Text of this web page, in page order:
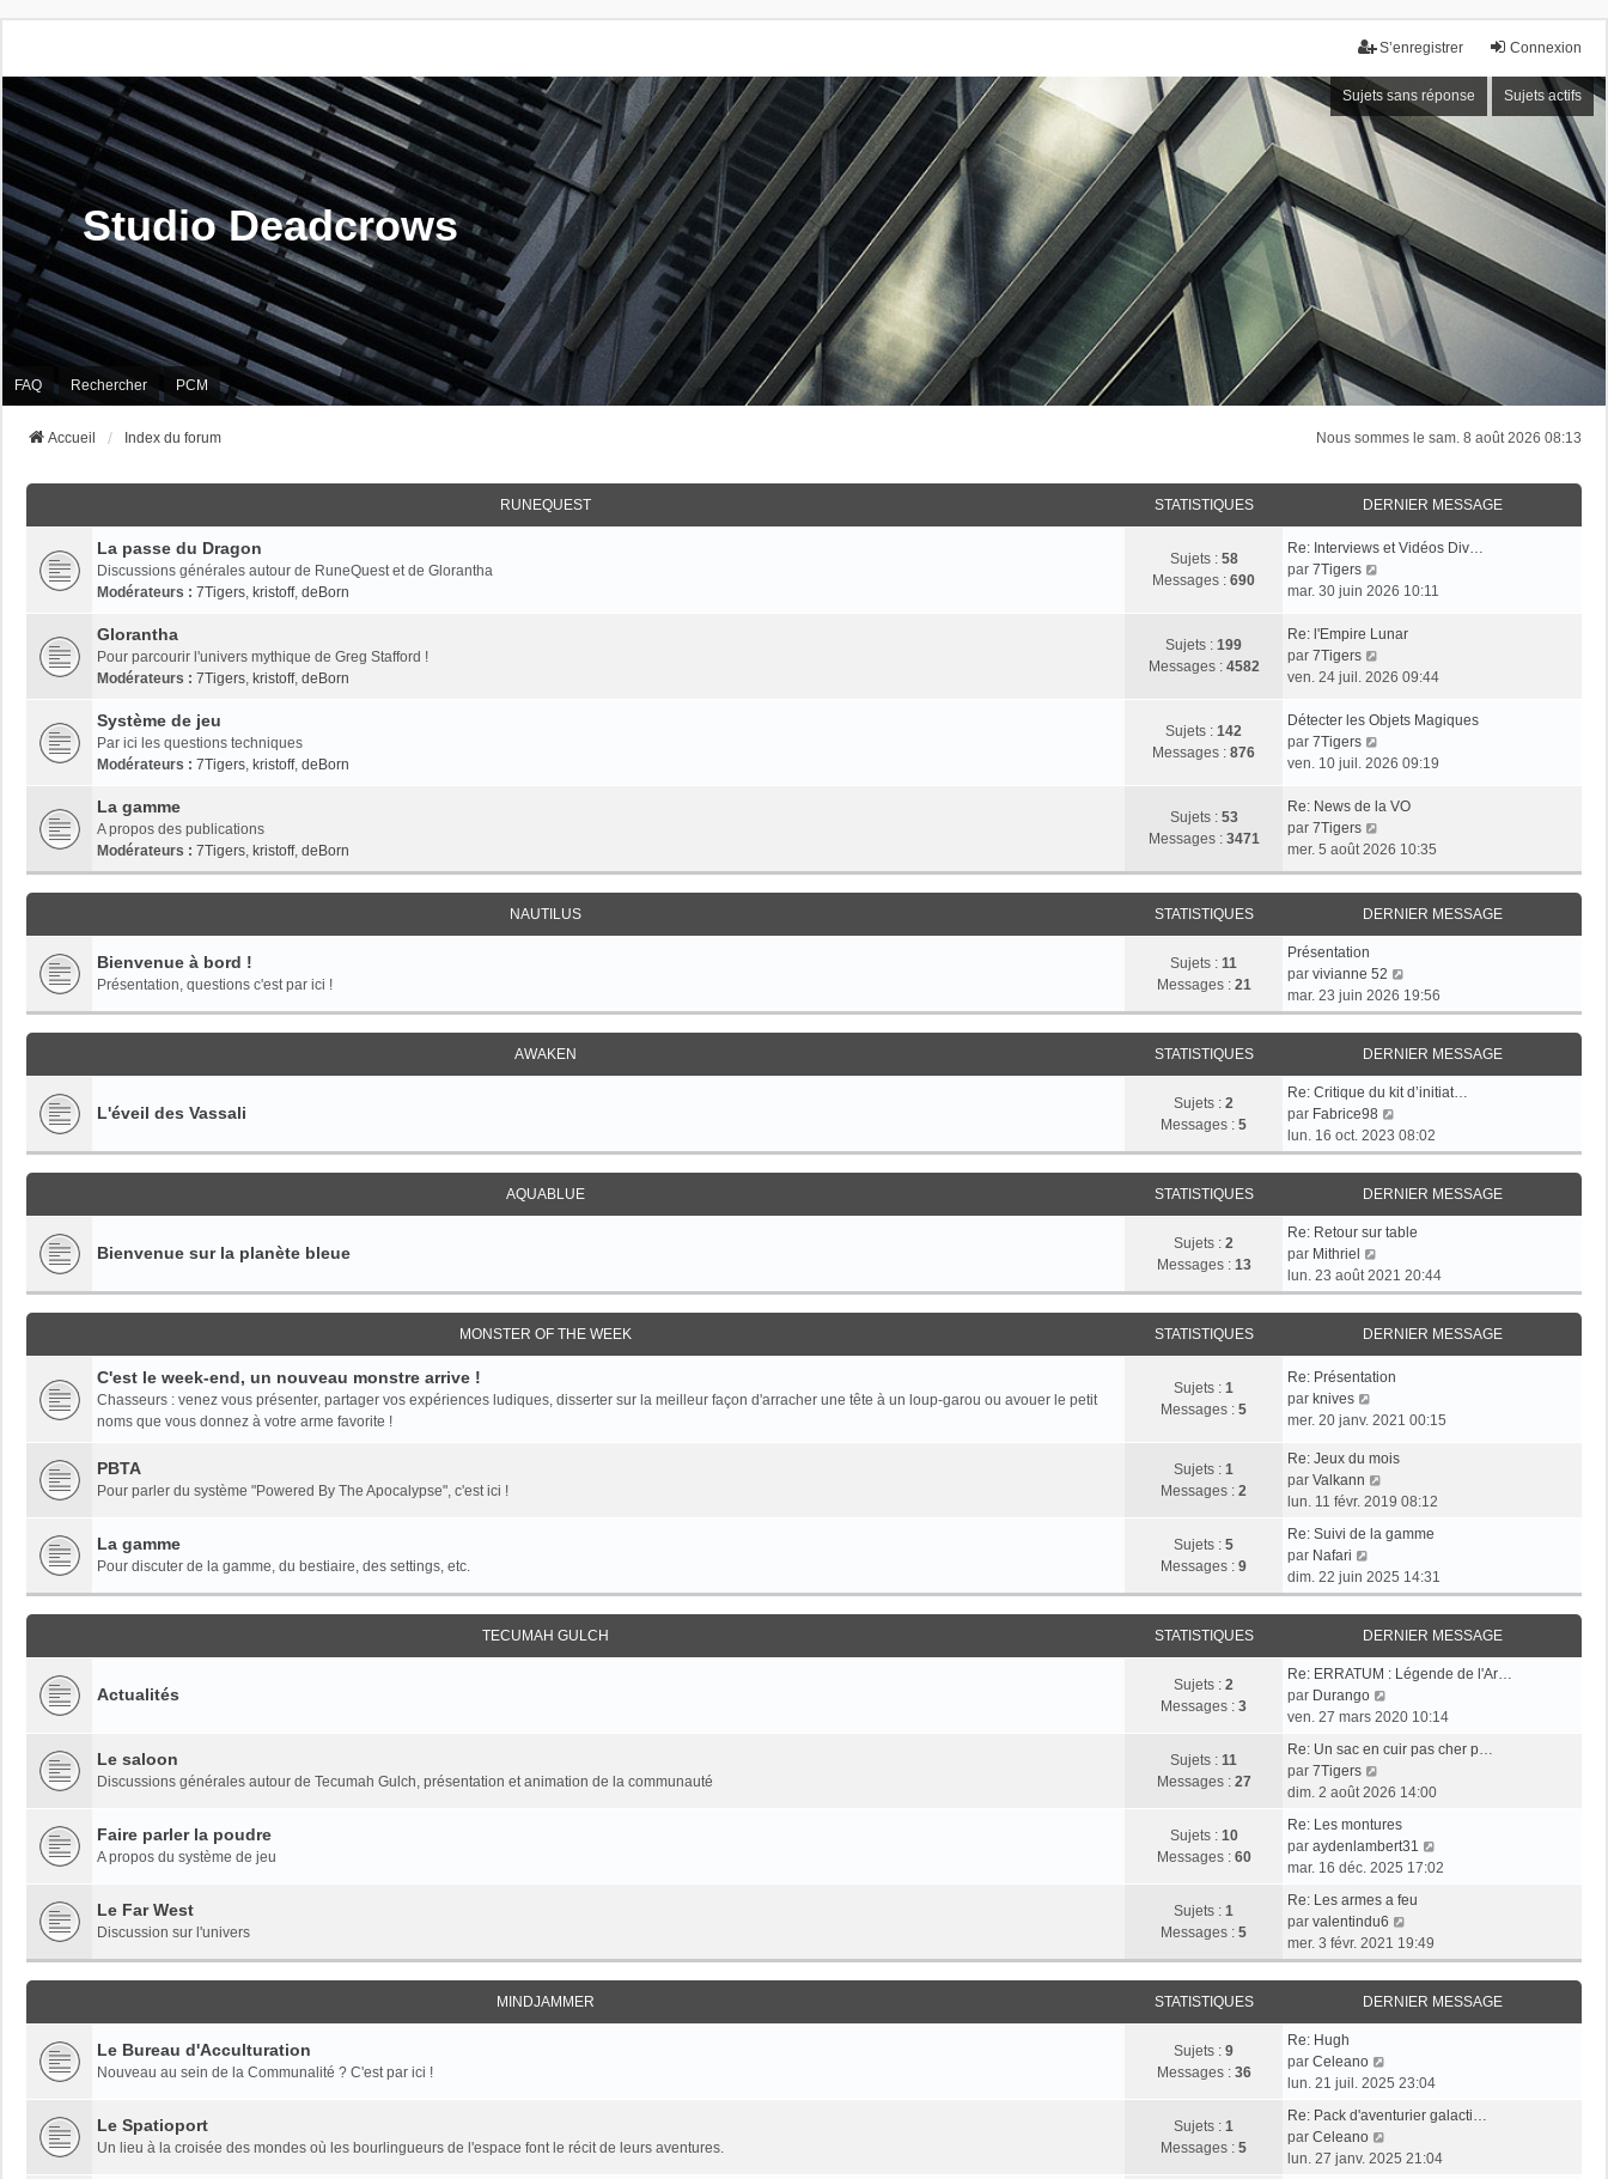
Connexion
S’enregistrer
Sujets sans réponse Sujets actifs
Studio Deadcrows
FAQ Rechercher PCM
Nous sommes le sam. 8 août 2026 08:13
Accueil Index du forum
RUNEQUEST STATISTIQUES DERNIER MESSAGE
La passe du Dragon
Discussions générales autour de RuneQuest et de Glorantha
Modérateurs : 7Tigers, kristoff, deBorn
Sujets : 58
Messages : 690
Re: Interviews et Vidéos Div…
par 7Tigers
o
r
e
e
n
e
m
e
s
s
a
e
mar. 30 juin 2026 10:11
Glorantha
Pour parcourir l'univers mythique de Greg Stafford !
Modérateurs : 7Tigers, kristoff, deBorn
Sujets : 199
Messages : 4582
Re: l'Empire Lunar
par 7Tigers
o
r
e
e
n
i
e
r
m
s
s
a
e
ven. 24 juil. 2026 09:44
Système de jeu
Par ici les questions techniques
Modérateurs : 7Tigers, kristoff, deBorn
Sujets : 142
Messages : 876
Détecter les Objets Magiques
par 7Tigers
o
r
e
d
e
r
n
e
r
m
s
s
a
g
e
ven. 10 juil. 2026 09:19
La gamme
A propos des publications
Modérateurs : 7Tigers, kristoff, deBorn
Sujets : 53
Messages : 3471
Re: News de la VO
par 7Tigers
o
i
r
l
e
e
r
n
e
r
m
e
s
s
a
g
e
mer. 5 août 2026 10:35
NAUTILUS STATISTIQUES DERNIER MESSAGE
Bienvenue à bord !
Présentation, questions c'est par ici !
Sujets : 11
Messages : 21
Présentation
par vivianne 52
o
i
r
l
e
d
r
i
r
e
s
s
a
g
mar. 23 juin 2026 19:56
AWAKEN STATISTIQUES DERNIER MESSAGE
L'éveil des Vassali Sujets : 2
Messages : 5
Re: Critique du kit d’initiat…
par Fabrice98
o
i
r
l
e
d
r
i
e
s
g
lun. 16 oct. 2023 08:02
AQUABLUE STATISTIQUES DERNIER MESSAGE
Bienvenue sur la planète bleue Sujets : 2
Messages : 13
Re: Retour sur table
par Mithriel
o
i
r
l
e
d
r
i
e
r
m
s
s
a
g
e
lun. 23 août 2021 20:44
MONSTER OF THE WEEK STATISTIQUES DERNIER MESSAGE
C'est le week-end, un nouveau monstre arrive !
Chasseurs : venez vous présenter, partager vos expériences ludiques, disserter sur la meilleur façon d'arracher une tête à un loup-garou ou avouer le petit
noms que vous donnez à votre arme favorite !
Sujets : 1
Messages : 5
Re: Présentation
par knives
o
r
l
e
d
r
n
i
e
r
m
e
s
s
a
g
mer. 20 janv. 2021 00:15
PBTA
Pour parler du système "Powered By The Apocalypse", c'est ici !
Sujets : 1
Messages : 2
Re: Jeux du mois
par Valkann
o
r
e
e
n
i
e
m
s
s
a
g
lun. 11 févr. 2019 08:12
La gamme
Pour discuter de la gamme, du bestiaire, des settings, etc.
Sujets : 5
Messages : 9
Re: Suivi de la gamme
par Nafari
o
i
r
l
e
d
e
r
n
i
e
m
e
s
s
a
g
e
dim. 22 juin 2025 14:31
TECUMAH GULCH STATISTIQUES DERNIER MESSAGE
Actualités Sujets : 2
Messages : 3
Re: ERRATUM : Légende de l'Ar…
par Durango
o
r
e
d
e
r
i
e
r
e
g
ven. 27 mars 2020 10:14
Le saloon
Discussions générales autour de Tecumah Gulch, présentation et animation de la communauté
Sujets : 11
Messages : 27
Re: Un sac en cuir pas cher p…
par 7Tigers
o
r
l
e
d
e
r
n
i
e
r
e
s
s
a
g
dim. 2 août 2026 14:00
Faire parler la poudre
A propos du système de jeu
Sujets : 10
Messages : 60
Re: Les montures
par aydenlambert31
o
e
m
s
mar. 16 déc. 2025 17:02
Le Far West
Discussion sur l'univers
Sujets : 1
Messages : 5
Re: Les armes a feu
par valentindu6
o
i
r
l
e
r
n
e
mer. 3 févr. 2021 19:49
MINDJAMMER STATISTIQUES DERNIER MESSAGE
Le Bureau d'Acculturation
Nouveau au sein de la Communalité ? C'est par ici !
Sujets : 9
Messages : 36
Re: Hugh
par Celeano
o
r
e
lun. 21 juil. 2025 23:04
Le Spatioport
Un lieu à la croisée des mondes où les bourlingueurs de l'espace font le récit de leurs aventures.
Sujets : 1
Messages : 5
Re: Pack d'aventurier galacti…
par Celeano
o
lun. 27 janv. 2025 21:04